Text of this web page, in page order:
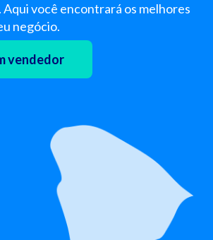
Aqui você encontrará os melhores
negócio.
vendedor